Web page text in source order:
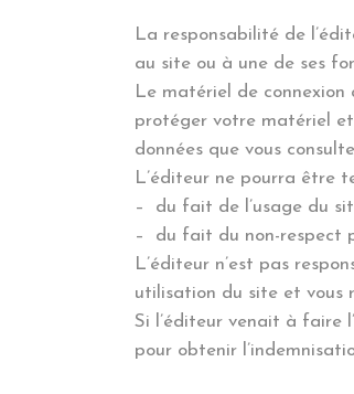
La responsabilité de
au site ou à une de ses
Le matériel de connexion
protéger votre matériel et
données que vous
L’éditeur ne pourra être
– du fait de l’usage du
– du fait du non-respect
L’éditeur n’est pas
utilisation du site et vous
Si l’éditeur venait à faire
pour obtenir